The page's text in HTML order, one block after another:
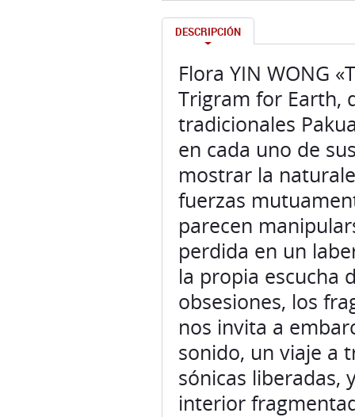
DESCRIPCIÓN
Flora YIN WONG
Trigram for Earth,
tradicionales
en cada uno de
mostrar la
fuerzas
parecen
perdida en un
la propia escucha
obsesiones, los
nos invita a
sonido, un viaje a
sónicas
interior